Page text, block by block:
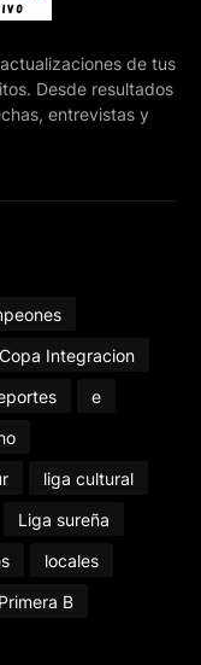
de tus
Desde resultados
entrevistas y
Copa Integracion
e
liga cultural
Liga sureña
locales
Primera B